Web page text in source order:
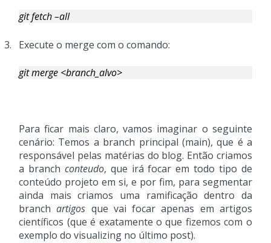
git fetch –all
3. Execute o merge com o comando:
git merge <branch_alvo>
Para ficar mais claro, vamos imaginar o seguinte
cenário: Temos a branch principal (main), que é a
responsável pelas matérias do blog. Então criamos
a branch conteudo, que irá focar em todo tipo de
conteúdo projeto em si, e por fim, para segmentar
ainda mais criamos uma ramificação dentro da
branchartigos que vai focar apenas em artigos
científicos (que é exatamente o que fizemos com o
exemplo do visualizing no último post).